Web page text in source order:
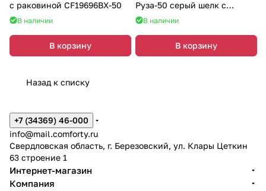
с раковиной CF19696BX-50
В наличии
В корзину
Руза-50 серый шелк с
раковиной 9055RA-50
В наличии
В корзину
Назад к списку
+7 (34369) 46-000
info@mail.comforty.ru
Свердловская область, г. Березовский, ул. Клары Цеткин
63 строение 1
Интернет-магазин
Компания